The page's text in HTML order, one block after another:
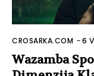
CROSARKA.COM -6
Wazamba